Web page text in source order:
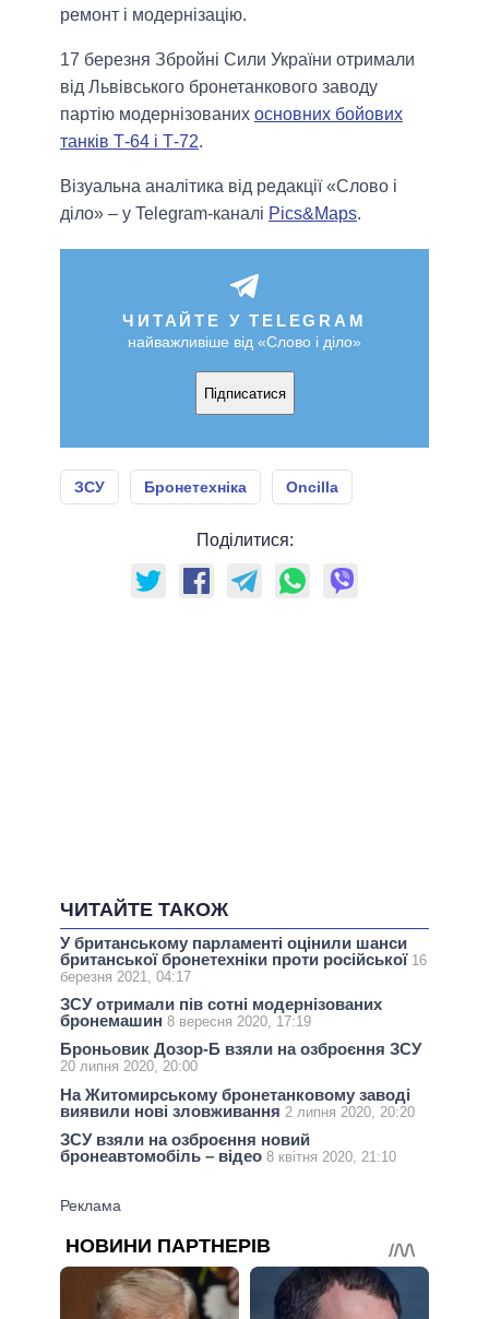
ремонт і модернізацію.
17 березня Збройні Сили України отримали
від Львівського бронетанкового заводу
партію модернізованих основних бойових
танків Т-64 і Т-72.
Візуальна аналітика від редакції «Слово і
діло» – у Telegram-каналі Pics&Maps.
ЧИТАЙТЕ У TELEGRAM
найважливіше від «Слово і діло»
Підписатися
ЗСУ Бронетехніка Oncilla
Поділитися:
ЧИТАЙТЕ ТАКОЖ
У британському парламенті оцінили шанси
британської бронетехніки проти російської 16
березня 2021, 04:17
ЗСУ отримали пів сотні модернізованих
бронемашин 8 вересня 2020, 17:19
Броньовик Дозор-Б взяли на озброєння ЗСУ
20 липня 2020, 20:00
На Житомирському бронетанковому заводі
виявили нові зловживання 2 липня 2020, 20:20
ЗСУ взяли на озброєння новий
бронеавтомобіль – відео 8 квітня 2020, 21:10